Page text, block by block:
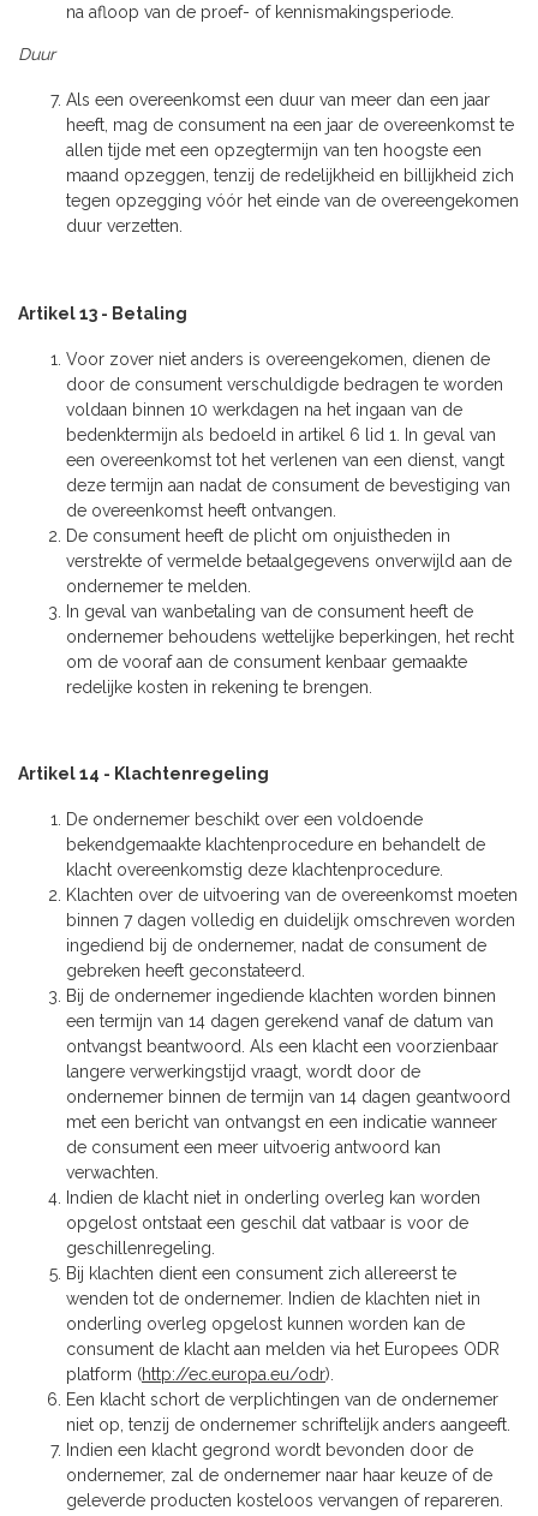
na afloop van de proef- of kennismakingsperiode.
Duur
Als een overeenkomst een duur van meer dan een jaar
heeft, mag de consument na een jaar de overeenkomst te
allen tijde met een opzegtermijn van ten hoogste een
maand opzeggen, tenzij de redelijkheid en billijkheid zich
tegen opzegging vóór het einde van de overeengekomen
duur verzetten.
Artikel 13 - Betaling
Voor zover niet anders is overeengekomen, dienen de
door de consument verschuldigde bedragen te worden
voldaan binnen 10 werkdagen na het ingaan van de
bedenktermijn als bedoeld in artikel 6 lid 1. In geval van
een overeenkomst tot het verlenen van een dienst, vangt
deze termijn aan nadat de consument de bevestiging van
de overeenkomst heeft ontvangen.
De consument heeft de plicht om onjuistheden in
verstrekte of vermelde betaalgegevens onverwijld aan de
ondernemer te melden.
In geval van wanbetaling van de consument heeft de
ondernemer behoudens wettelijke beperkingen, het recht
om de vooraf aan de consument kenbaar gemaakte
redelijke kosten in rekening te brengen.
Artikel 14 - Klachtenregeling
De ondernemer beschikt over een voldoende
bekendgemaakte klachtenprocedure en behandelt de
klacht overeenkomstig deze klachtenprocedure.
Klachten over de uitvoering van de overeenkomst moeten
binnen 7 dagen volledig en duidelijk omschreven worden
ingediend bij de ondernemer, nadat de consument de
gebreken heeft geconstateerd.
Bij de ondernemer ingediende klachten worden binnen
een termijn van 14 dagen gerekend vanaf de datum van
ontvangst beantwoord. Als een klacht een voorzienbaar
langere verwerkingstijd vraagt, wordt door de
ondernemer binnen de termijn van 14 dagen geantwoord
met een bericht van ontvangst en een indicatie wanneer
de consument een meer uitvoerig antwoord kan
verwachten.
Indien de klacht niet in onderling overleg kan worden
opgelost ontstaat een geschil dat vatbaar is voor de
geschillenregeling.
Bij klachten dient een consument zich allereerst te
wenden tot de ondernemer. Indien de klachten niet in
onderling overleg opgelost kunnen worden kan de
consument de klacht aan melden via het Europees ODR
platform (http://ec.europa.eu/odr).
Een klacht schort de verplichtingen van de ondernemer
niet op, tenzij de ondernemer schriftelijk anders aangeeft.
Indien een klacht gegrond wordt bevonden door de
ondernemer, zal de ondernemer naar haar keuze of de
geleverde producten kosteloos vervangen of repareren.